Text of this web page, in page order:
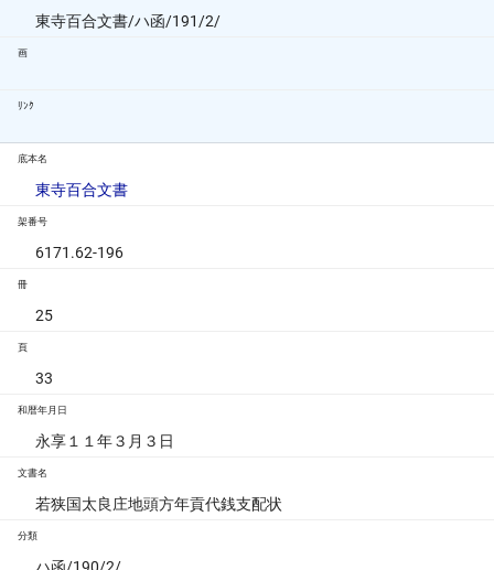
東寺百合文書/ハ函/191/2/
画
ﾘﾝｸ
底本名
東寺百合文書
架番号
6171.62-196
冊
25
頁
33
和暦年月日
永享１１年３月３日
文書名
若狭国太良庄地頭方年貢代銭支配状
分類